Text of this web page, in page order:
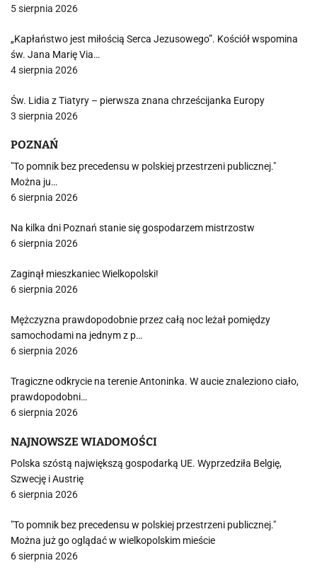
5 sierpnia 2026
„Kapłaństwo jest miłością Serca Jezusowego”. Kościół wspomina
św. Jana Marię Via…
4 sierpnia 2026
Św. Lidia z Tiatyry – pierwsza znana chrześcijanka Europy
3 sierpnia 2026
POZNAŃ
"To pomnik bez precedensu w polskiej przestrzeni publicznej."
Można ju…
6 sierpnia 2026
Na kilka dni Poznań stanie się gospodarzem mistrzostw
6 sierpnia 2026
Zaginął mieszkaniec Wielkopolski!
6 sierpnia 2026
Mężczyzna prawdopodobnie przez całą noc leżał pomiędzy
samochodami na jednym z p…
6 sierpnia 2026
Tragiczne odkrycie na terenie Antoninka. W aucie znaleziono ciało,
prawdopodobni…
6 sierpnia 2026
NAJNOWSZE WIADOMOŚCI
Polska szóstą największą gospodarką UE. Wyprzedziła Belgię,
Szwecję i Austrię
6 sierpnia 2026
"To pomnik bez precedensu w polskiej przestrzeni publicznej."
Można już go oglądać w wielkopolskim mieście
6 sierpnia 2026